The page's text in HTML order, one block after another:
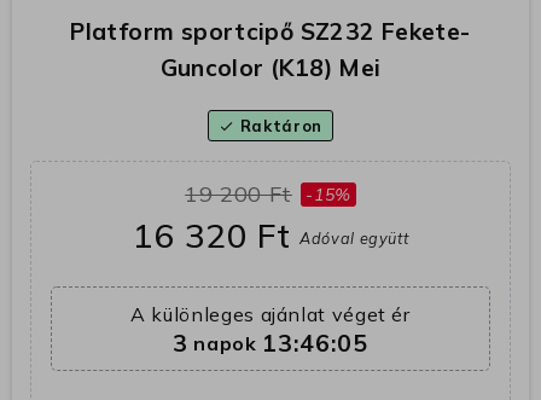
Platform sportcipő SZ232 Fekete-
Guncolor (K18) Mei
check Raktáron
19 200 Ft -15%
16 320 FtAdóval együtt
A különleges ajánlat véget ér
3 napok 13:46:04